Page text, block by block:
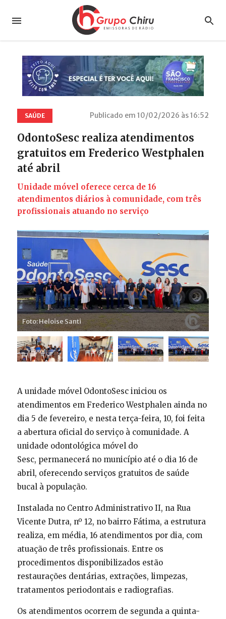
SAÚDE Publicado em 10/02/2026 às 16:52
OdontoSesc realiza atendimentos
gratuitos em Frederico Westphalen
até abril
Unidade móvel oferece cerca de 16
atendimentos diários à comunidade, com três
profissionais atuando no serviço
Foto: Heloise Santi
A unidade móvel OdontoSesc iniciou os
atendimentos em Frederico Westphalen ainda no
dia 5 de fevereiro, e nesta terça-feira, 10, foi feita
a abertura oficial do serviço à comunidade. A
unidade odontológica móvel do
Sesc, permanecerá no município até o dia 16 de
abril, oferecendo serviços gratuitos de saúde
bucal à população.
Instalada no Centro Administrativo II, na Rua
Vicente Dutra, nº 12, no bairro Fátima, a estrutura
realiza, em média, 16 atendimentos por dia, com
atuação de três profissionais. Entre os
procedimentos disponibilizados estão
restaurações dentárias, extrações, limpezas,
tratamentos periodontais e radiografias.
Os atendimentos ocorrem de segunda a quinta-